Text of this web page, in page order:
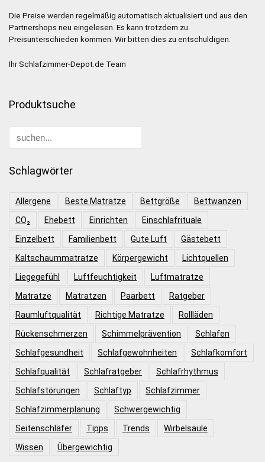
Die Preise werden regelmäßig automatisch aktualisiert und aus den
Partnershops neu eingelesen. Es kann trotzdem zu
Preisunterschieden kommen. Wir bitten dies zu entschuldigen.
Ihr Schlafzimmer-Depot.de Team
Produktsuche
Schlagwörter
Allergene Beste Matratze Bettgröße
Bettwanzen
CO₂
Ehebett Einrichten
Einschlafrituale
Einzelbett
Familienbett Gute Luft
Gästebett
Kaltschaummatratze
Körpergewicht
Lichtquellen
Liegegefühl
Luftfeuchtigkeit
Luftmatratze
Matratze
Matratzen Paarbett
Ratgeber
Raumluftqualität
Richtige Matratze
Rollläden
Rückenschmerzen
Schimmelprävention
Schlafen
Schlafgesundheit
Schlafgewohnheiten
Schlafkomfort
Schlafqualität
Schlafratgeber
Schlafrhythmus
Schlafstörungen
Schlaftyp
Schlafzimmer
Schlafzimmerplanung
Schwergewichtig
Seitenschläfer
Tipps Trends
Wirbelsäule
Wissen
Übergewichtig